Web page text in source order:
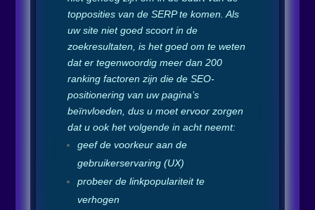
topposities van de SERP te komen. Als
uw site niet goed scoort in de
zoekresultaten, is het goed om te weten
dat er tegenwoordig meer dan 200
ranking factoren zijn die de SEO-
positionering van uw pagina’s
beïnvloeden, dus u moet ervoor zorgen
dat u ook het volgende in acht neemt:
geef de voorkeur aan de
gebruikerservaring (UX)
probeer de linkpopulariteit te
verhogen